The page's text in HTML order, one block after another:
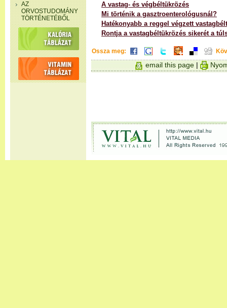
AZ
ORVOSTUDOMÁNY
TÖRTÉNETÉBŐL
A vastag- és végbéltükrözés
Mi történik a gasztroenterológusnál?
Hatékonyabb a reggel végzett
Rontja a vastagbéltükrözés sikerét a
Ossza meg:
email this page |